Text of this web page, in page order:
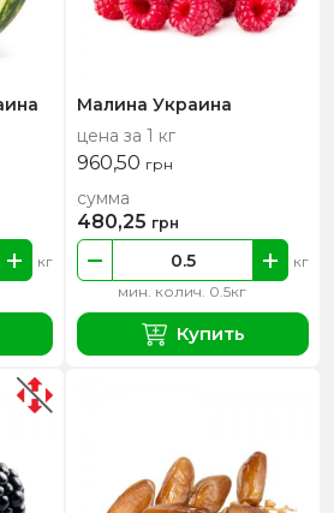
кг
Малина Украина
цена за 1 кг
960,50 грн
мин. колич. 0.5кг
кг
сумма
480,25 грн
Купить